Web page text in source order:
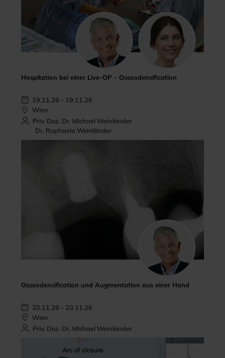
Hospitation bei einer Live-OP - Osseodensification
19.11.26 - 19.11.26
Wien
Priv. Doz. Dr. Michael Weinländer
Dr. Raphaela Weinländer
Osseodensification und Augmentation aus einer Hand
20.11.26 - 20.11.26
Wien
Priv. Doz. Dr. Michael Weinländer